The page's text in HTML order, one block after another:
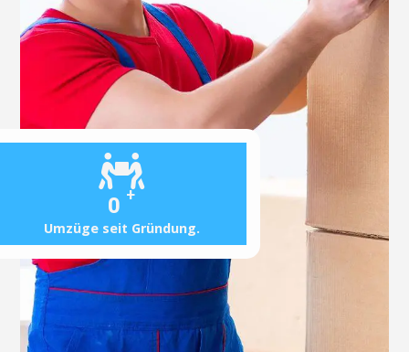
0 +
Umzüge seit Gründung.